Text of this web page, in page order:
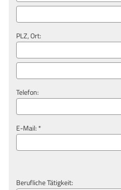
PLZ, Ort:
Telefon:
E-Mail: *
Berufliche Tätigkeit: